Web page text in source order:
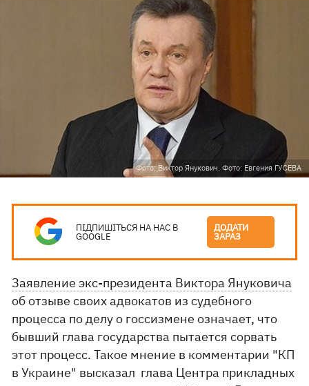
Фото: Виктор Янукович. Фото: Евгения ГУСЕВА
ПІДПИШІТЬСЯ НА НАС В
GOOGLE
ДОДАТИ
ЗАРАЗ
Заявление экс-президента Виктора Януковича
об отзыве своих адвокатов из судебного
процесса по делу о госсизмене означает, что
бывший глава государства пытается сорвать
этот процесс. Такое мнение в комментарии "КП
в Украине" высказал глава Центра прикладных